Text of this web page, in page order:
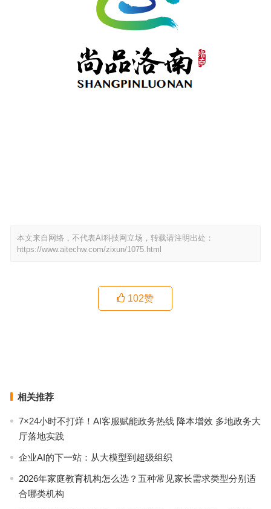
本文来自网络，不代表AI科技网立场，转载请注明出处：
https://www.aitechw.com/zixun/1075.html
102赞
相关推荐
7×24小时不打烊！AI客服赋能政务热线 降本增效 多地政务大
厅落地实践
企业AI的下一站：从大模型到超级组织
2026年家庭教育机构怎么选？五种常见家长需求类型分别适
合哪类机构